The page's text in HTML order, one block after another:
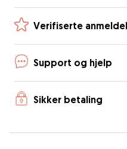
Verifiserte
Support og hjelp
Sikker betaling